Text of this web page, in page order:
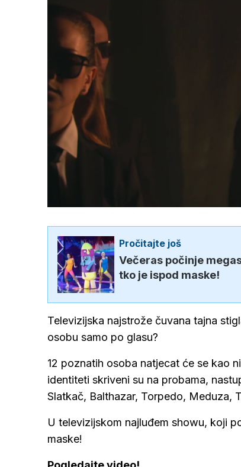
zvuk
Pročitajte još
Večeras počinje
tko je ispod maske!
Televizijska najstrože čuvana tajna
osobu samo po glasu?
12 poznatih osoba natjecat će se kao
identiteti skriveni su na probama,
Slatkač, Balthazar, Torpedo, Meduza,
U televizijskom najluđem showu, koji
maske!